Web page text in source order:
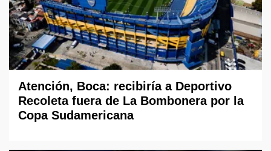
Atención, Boca: recibiría a Deportivo
Recoleta fuera de La Bombonera por la
Copa Sudamericana